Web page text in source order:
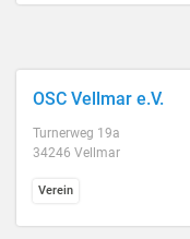
OSC Vellmar e.V.
Turnerweg 19a
34246 Vellmar
Verein